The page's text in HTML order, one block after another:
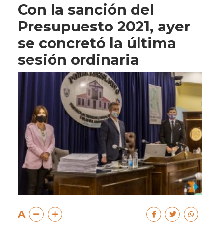
Con la sanción del
Presupuesto 2021, ayer
se concretó la última
sesión ordinaria
A